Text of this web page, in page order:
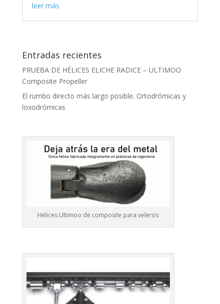
leer más
Entradas recientes
PRUEBA DE HÉLICES ELICHE RADICE – ULTIMOO
Composite Propeller
El rumbo directo más largo posible. Ortodrómicas y
loxodrómicas
Hélices Ultimoo de composite para veleros